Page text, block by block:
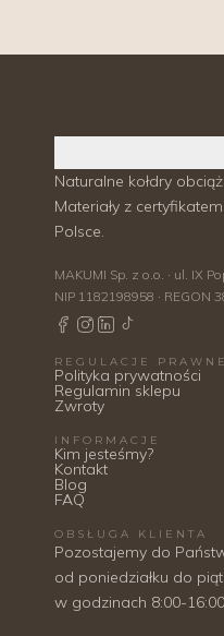
Naturalne kołdry
Materiały z
Polsce.
MAKUMI Sp. z o.o. · ul. IX
NIP 1182198958 · REGON
REGULACJE PRAWNE
Polityka prywatności
Regulamin sklepu
Zwroty
INFORMACJE
Kim jesteśmy?
Kontakt
Blog
FAQ
OBSŁUGA KLIENTA
Pozostajemy do
od poniedziałku do
w godzinach 8:00-16:00